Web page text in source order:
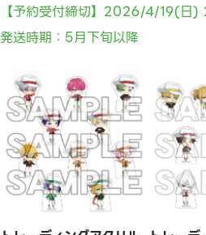
【予約受付締切】2026/4/19(日
発送時期：5月下旬以降